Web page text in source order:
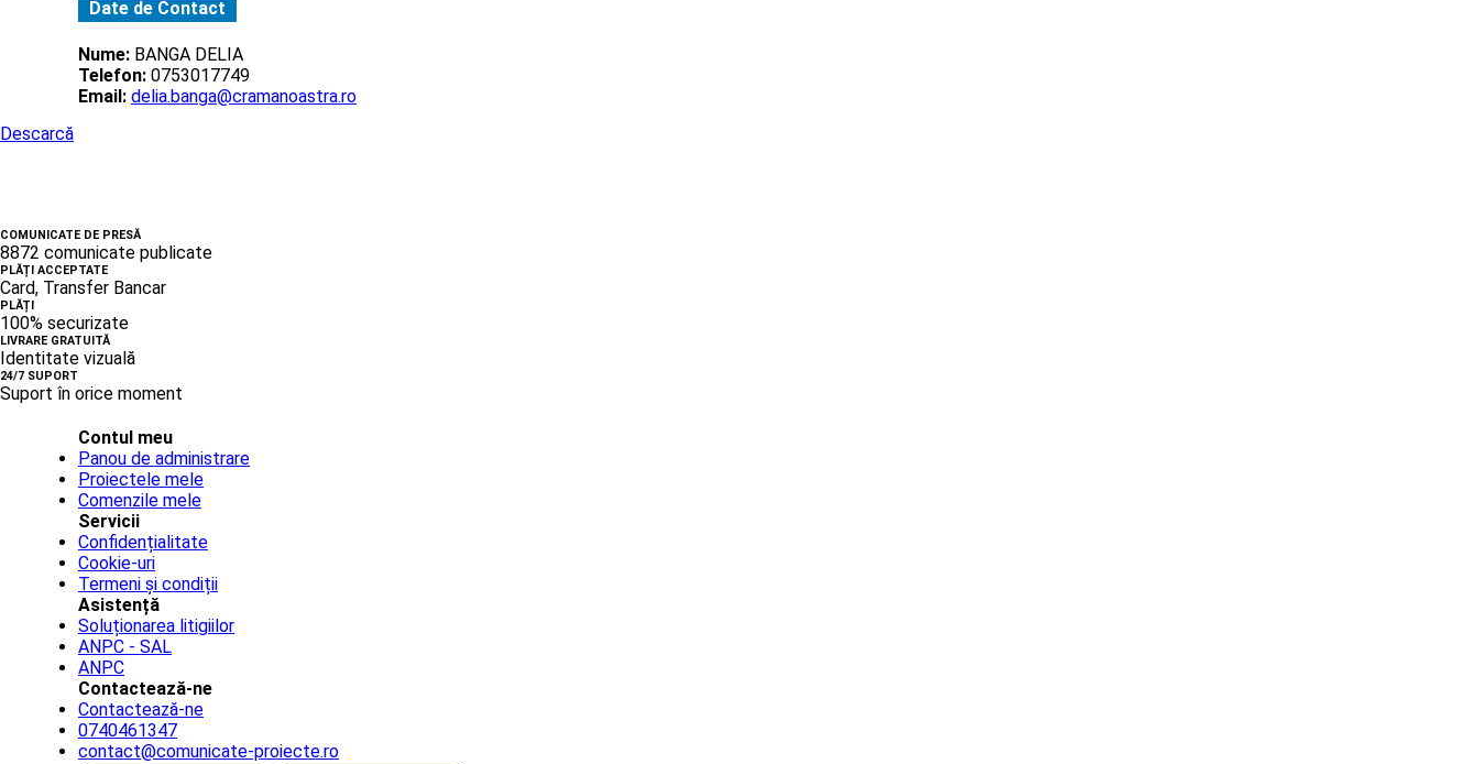
Date de Contact
Nume: BANGA DELIA
Telefon: 0753017749
Email: delia.banga@cramanoastra.ro
Descarcă
COMUNICATE DE PRESĂ
8872 comunicate publicate
PLĂȚI ACCEPTATE
Card, Transfer Bancar
PLĂȚI
100% securizate
LIVRARE GRATUITĂ
Identitate vizuală
24/7 SUPORT
Suport în orice moment
Contul meu
Panou de administrare
Proiectele mele
Comenzile mele
Servicii
Confidențialitate
Cookie-uri
Termeni și condiții
Asistență
Soluționarea litigiilor
ANPC - SAL
ANPC
Contactează-ne
Contactează-ne
0740461347
contact@comunicate-proiecte.ro